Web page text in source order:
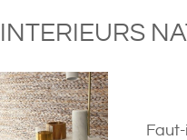
INTERIEURS